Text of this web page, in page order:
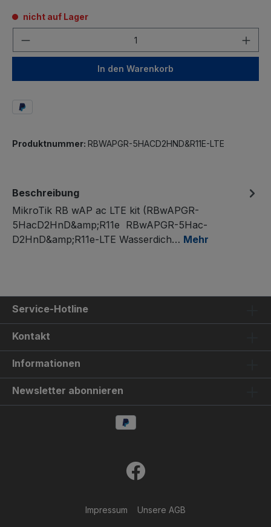
nicht auf Lager
In den Warenkorb
Produktnummer: RBWAPGR-5HACD2HND&R11E-LTE
Beschreibung
MikroTik RB wAP ac LTE kit (RBwAPGR-
5HacD2HnD&amp;R11e RBwAPGR-5Hac-
D2HnD&amp;R11e-LTE Wasserdich… Mehr
Service-Hotline
Kontakt
Informationen
Newsletter abonnieren
Impressum Unsere AGB